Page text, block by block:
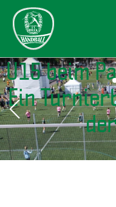
U15 beim
Ein